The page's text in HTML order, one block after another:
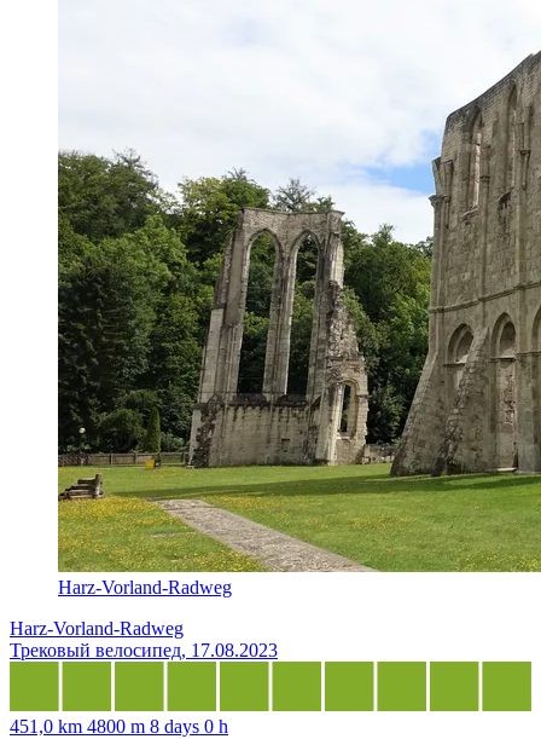
Harz-Vorland-Radweg
Harz-Vorland-Radweg
Трековый велосипед, 17.08.2023
451,0 km 4800 m 8 days 0 h